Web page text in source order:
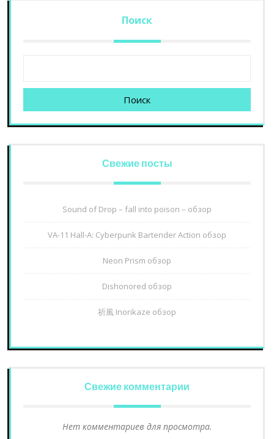
Поиск
Поиск
Свежие посты
Sound of Drop – fall into poison – обзор
VA-11 Hall-A: Cyberpunk Bartender Action обзор
Neon Prism обзор
Dishonored обзор
祈風 Inorikaze обзор
Свежие комментарии
Нет комментариев для просмотра.